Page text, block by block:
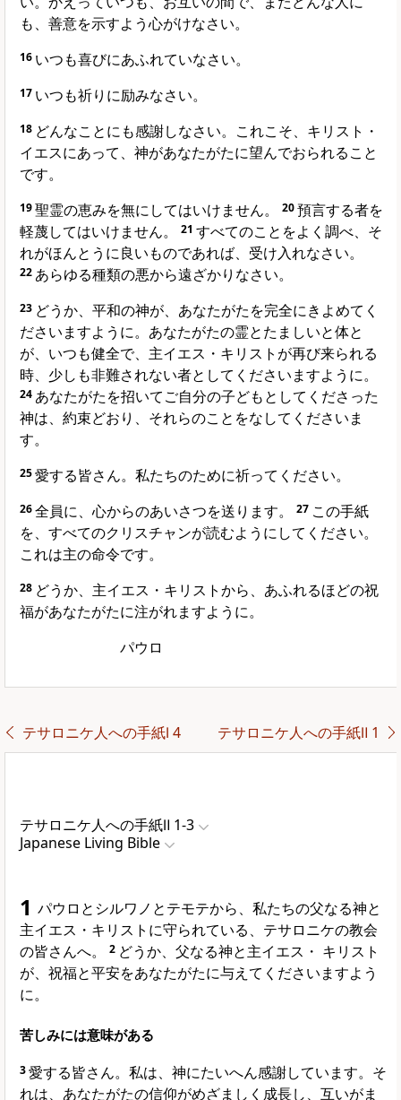
も、善意を示すよう心がけなさい。
16 いつも喜びにあふれていなさい。
17 いつも祈りに励みなさい。
18 どんなことにも感謝しなさい。これこそ、キリスト・
イエスにあって、神があなたがたに望んでおられること
です。
19聖霊の恵みを無にしてはいけません。 20預言する者を
軽蔑してはいけません。
21 すべてのことをよく調べ、そ
れがほんとうに良いものであれば、受け入れなさい。
22 あらゆる種類の悪から遠ざかりなさい。
23 どうか、平和の神が、あなたがたを完全にきよめてく
ださいますように。あなたがたの霊とたましいと体と
が、いつも健全で、主イエス・キリストが再び来られる
時、少しも非難されない者としてくださいますように。
24 あなたがたを招いてご自分の子どもとしてくださった
神は、約束どおり、それらのことをなしてくださいま
す。
25愛する皆さん。私たちのために祈ってください。
26全員に、心からのあいさつを送ります。 27 この手紙
を、すべてのクリスチャンが読むようにしてください。
これは主の命令です。
28 どうか、主イエス・キリストから、あふれるほどの祝
福があなたがたに注がれますように。
パウロ
テサロニケ人への手紙Ⅰ 4 テサロニケ人への手紙Ⅱ 1
テサロニケ人への手紙Ⅱ 1-3
Japanese Living Bible
1 パウロとシルワノとテモテから、私たちの父なる神と
主イエス・キリストに守られている、テサロニケの教会
の皆さんへ。
2 どうか、父なる神と主イエス・ キリスト
が、祝福と平安をあなたがたに与えてくださいますよう
に。
苦しみには意味がある
3愛する皆さん。私は、神にたいへん感謝しています。そ
れは、あなたがたの信仰がめざましく成長し、互いがま